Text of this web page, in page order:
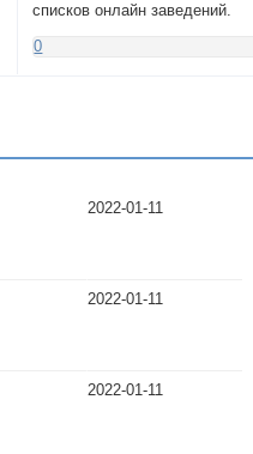
списков онлайн заведений.
0
2022-01-11
2022-01-11
2022-01-11